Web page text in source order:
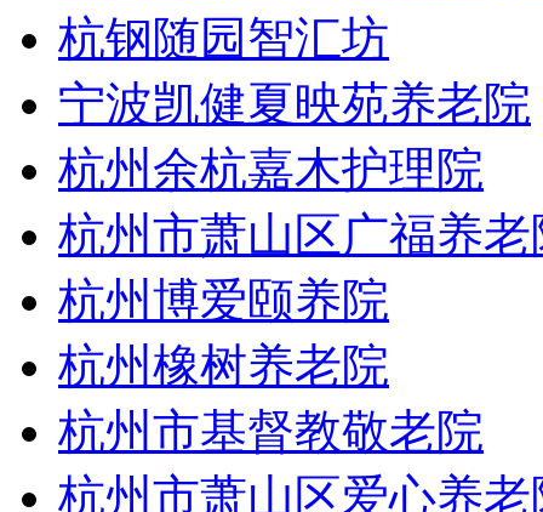
杭钢随园智汇坊
宁波凯健夏映苑养老院
杭州余杭嘉木护理院
杭州市萧山区广福养老
杭州博爱颐养院
杭州橡树养老院
杭州市基督教敬老院
杭州市萧山区爱心养老